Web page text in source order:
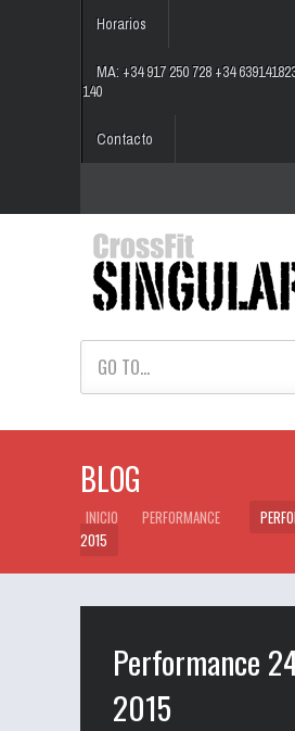
Horarios
MA: +34 917 250 728 +34
140
Contacto
GO TO...
BLOG
INICIO PERFORMANCE
2015
Performance
2015